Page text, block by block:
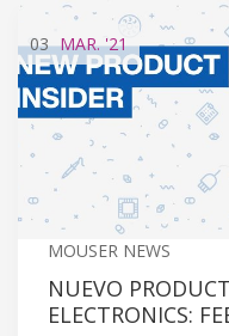
03 MAR.'21
MOUSER NEWS
NUEVO
ELECTRONICS: